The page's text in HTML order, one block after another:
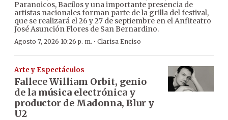
Paranoicos, Bacilos y una importante presencia de
artistas nacionales forman parte de la grilla del festival,
que se realizará el 26 y 27 de septiembre en el Anfiteatro
José Asunción Flores de San Bernardino.
Agosto 7, 2026 10:26 p. m. · Clarisa Enciso
Arte y Espectáculos
Fallece William Orbit, genio
de la música electrónica y
productor de Madonna, Blur y
U2